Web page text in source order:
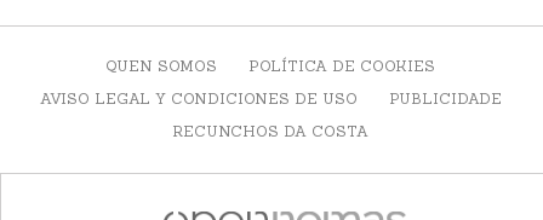
QUEN SOMOS
POLÍTICA DE COOKIES
AVISO LEGAL Y CONDICIONES DE USO
PUBLICIDADE
RECUNCHOS DA COSTA